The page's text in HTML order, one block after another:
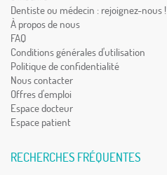
Dentiste ou médecin : rejoignez-nous !
À propos de nous
FAQ
Conditions générales d'utilisation
Politique de confidentialité
Nous contacter
Offres d'emploi
Espace docteur
Espace patient
RECHERCHES FRÉQUENTES